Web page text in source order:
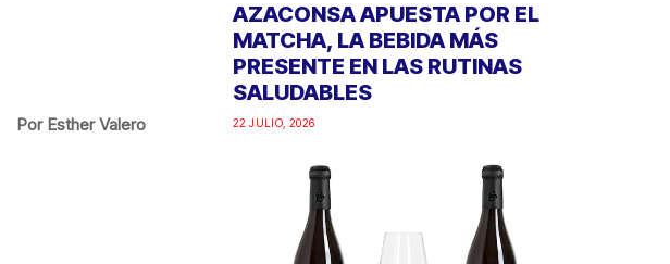
Por Esther Valero
AZACONSA APUESTA POR EL
MATCHA, LA BEBIDA MÁS
PRESENTE EN LAS RUTINAS
SALUDABLES
22 JULIO, 2026